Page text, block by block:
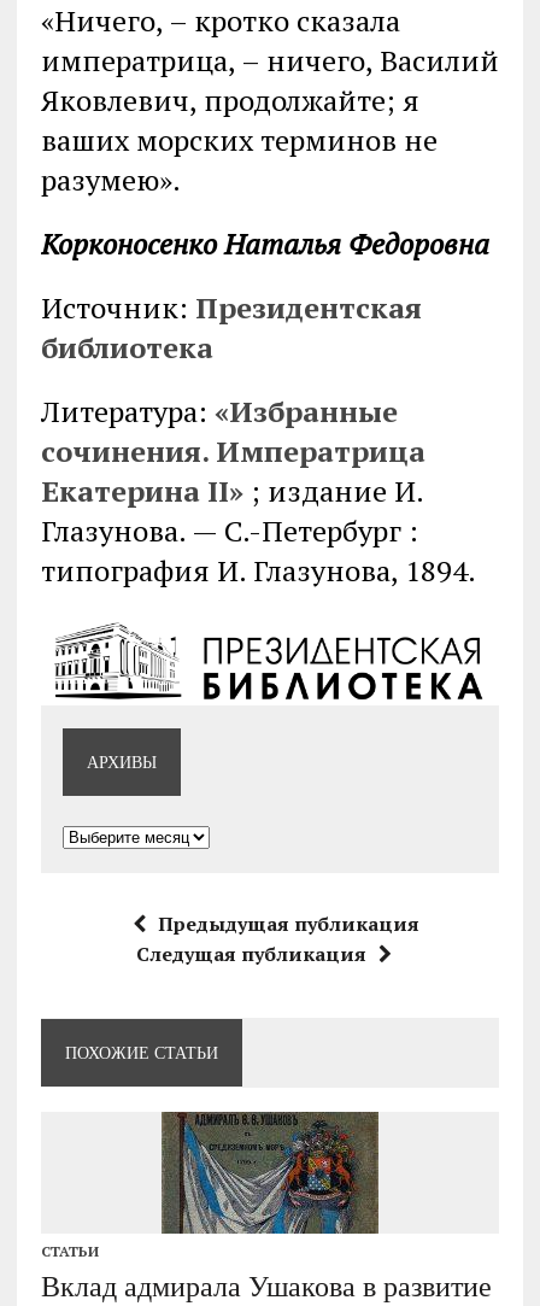
«Ничего, – кротко сказала
императрица, – ничего, Василий
Яковлевич, продолжайте; я
ваших морских терминов не
разумею».
Корконосенко Наталья Федоровна
Источник: Президентская
библиотека
Литература: «Избранные
сочинения. Императрица
Екатерина II»; издание И.
Глазунова. — С.-Петербург :
типография И. Глазунова, 1894.
АРХИВЫ
Архивы
Предыдущая публикация
Следущая публикация
ПОХОЖИЕ СТАТЬИ
СТАТЬИ
Вклад адмирала Ушакова в развитие